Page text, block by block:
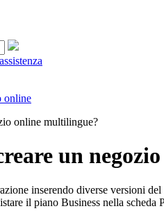
online
online multilingue?
un
inserendo diverse versioni
il piano Business nella scheda